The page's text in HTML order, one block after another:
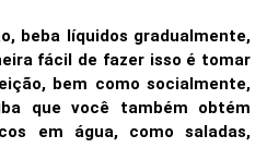
beba líquidos gradualmente,
fácil de fazer isso é tomar
bem como socialmente,
que você também obtém
em água, como saladas,